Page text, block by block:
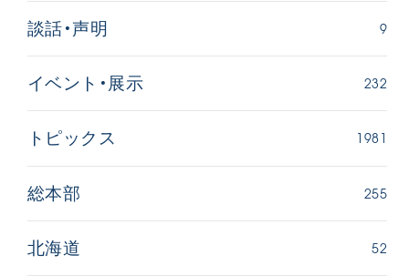
談話・声明 9
イベント・展示 232
トピックス 1981
総本部 255
北海道 52